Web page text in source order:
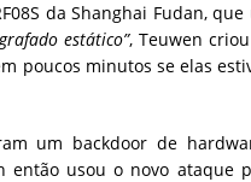
da Shanghai Fudan,
estático”, Teuwen
poucos minutos se elas
um backdoor de
então usou o novo ataque